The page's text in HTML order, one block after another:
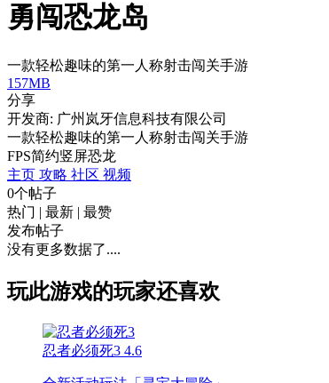
勇闯恐龙岛
一款轻松趣味的第一人称射击闯关手游
157MB
分享
开发商: 广州岚牙信息科技有限公司
一款轻松趣味的第一人称射击闯关手游
FPS简约竖屏恐龙
主页 攻略 社区 视频
0个帖子
热门 | 最新 | 最赞
发布帖子
没有更多数据了....
玩此游戏的玩家还喜欢
忍者必须死3 4.6